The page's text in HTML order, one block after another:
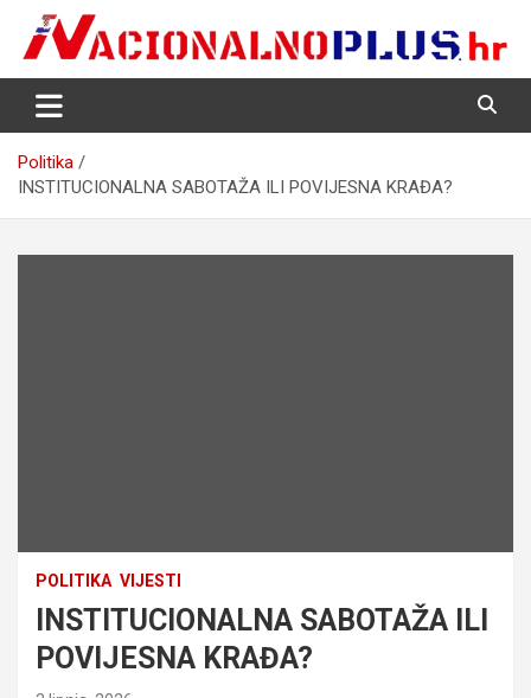
content
NacionalnoPlus.hr
Nacija želi znati više
Politika
INSTITUCIONALNA SABOTAŽA ILI POVIJESNA KRAĐA?
POLITIKA VIJESTI
INSTITUCIONALNA SABOTAŽA ILI
POVIJESNA KRAĐA?